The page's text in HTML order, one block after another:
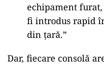
echipament
fi introdus rapid
din țară.”
Dar, fiecare consolă